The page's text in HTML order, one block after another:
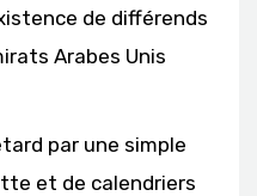
de différends
Arabes Unis
par une simple
et de calendriers